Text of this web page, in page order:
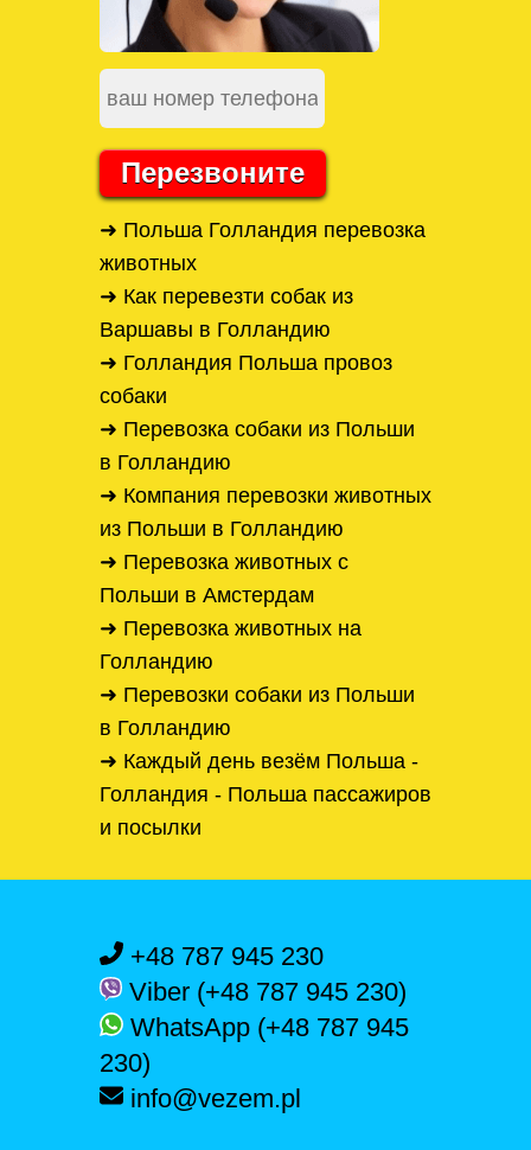
Перезвоните
➜ Польша Голландия перевозка
животных
➜ Как перевезти собак из
Варшавы в Голландию
➜ Голландия Польша провоз
собаки
➜ Перевозка собаки из Польши
в Голландию
➜ Компания перевозки животных
из Польши в Голландию
➜ Перевозка животных с
Польши в Амстердам
➜ Перевозка животных на
Голландию
➜ Перевозки собаки из Польши
в Голландию
➜ Каждый день везём Польша -
Голландия - Польша пассажиров
и посылки
+48 787 945 230
Viber (+48 787 945 230)
WhatsApp (+48 787 945
230)
info@vezem.pl